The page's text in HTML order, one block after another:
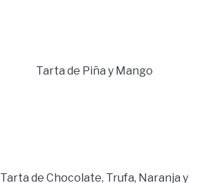
Tarta de Piña y Mango
Tarta de Chocolate, Trufa, Naranja y